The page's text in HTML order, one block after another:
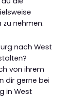
zu nehmen.
nach West
von ihrem
dir gerne bei
in West